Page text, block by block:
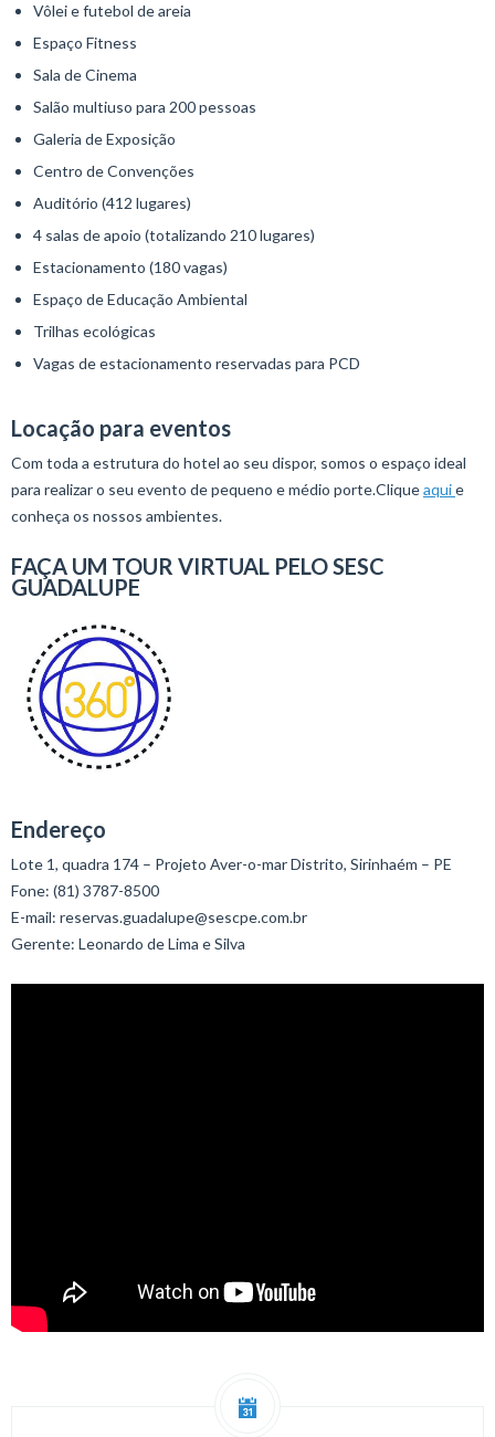
Vôlei e futebol de areia
Espaço Fitness
Sala de Cinema
Salão multiuso para 200 pessoas
Galeria de Exposição
Centro de Convenções
Auditório (412 lugares)
4 salas de apoio (totalizando 210 lugares)
Estacionamento (180 vagas)
Espaço de Educação Ambiental
Trilhas ecológicas
Vagas de estacionamento reservadas para PCD
Locação para eventos
Com toda a estrutura do hotel ao seu dispor, somos o espaço ideal
para realizar o seu evento de pequeno e médio porte.Cliqueaquie
conheça os nossos ambientes.
FAÇA UM TOUR VIRTUAL PELO SESC
GUADALUPE
Endereço
Lote 1, quadra 174 – Projeto Aver-o-mar Distrito, Sirinhaém – PE
Fone: (81) 3787-8500
E-mail: reservas.guadalupe@sescpe.com.br
Gerente: Leonardo de Lima e Silva